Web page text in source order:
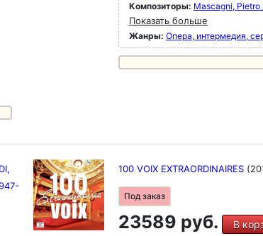
Композиторы: Mascagni,
Показать больше
Жанры: Опера, интермедия,
100 VOIX EXTRAORDINAIRES
Под заказ
23589 руб. В